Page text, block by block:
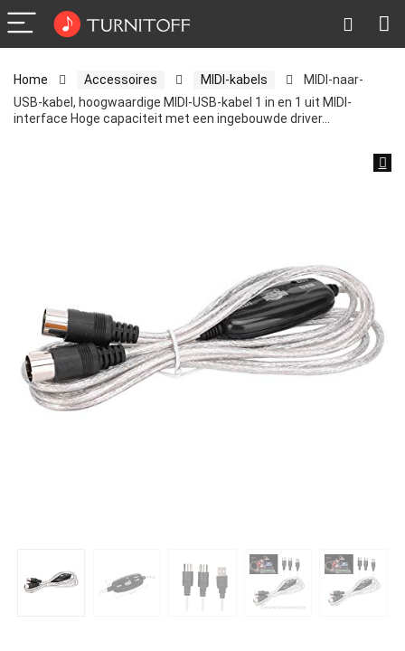
Home Accessoires MIDI-kabels
MIDI-naar-
USB-kabel, hoogwaardige MIDI-USB-kabel 1 in en 1 uit MIDI-
interface Hoge capaciteit met een ingebouwde driver…